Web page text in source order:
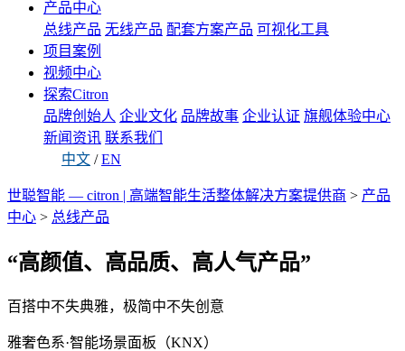
产品中心
总线产品 无线产品 配套方案产品 可视化工具
项目案例
视频中心
探索Citron
品牌创始人 企业文化 品牌故事 企业认证 旗舰体验中心
新闻资讯 联系我们
中文 /EN
世聪智能 — citron | 高端智能生活整体解决方案提供商 > 产品
中心 > 总线产品
“高颜值、高品质、高人气产品”
百搭中不失典雅，极简中不失创意
雅奢色系·智能场景面板（KNX）